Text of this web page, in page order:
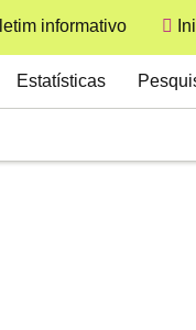
informativo
User
Estatísticas